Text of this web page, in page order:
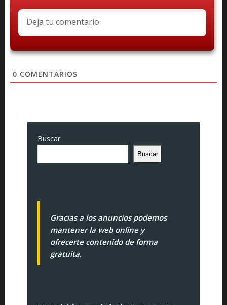
0 COMENTARIOS
Buscar
Buscar
Gracias a los anuncios podemos
mantener la web online y
ofrecerte contenido de forma
gratuita.